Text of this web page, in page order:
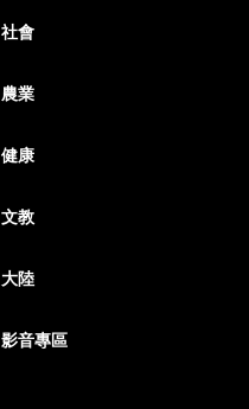
社會
農業
健康
文教
大陸
影音專區